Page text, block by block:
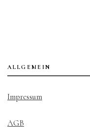
ALLGEMEIN
Impressum
AGB